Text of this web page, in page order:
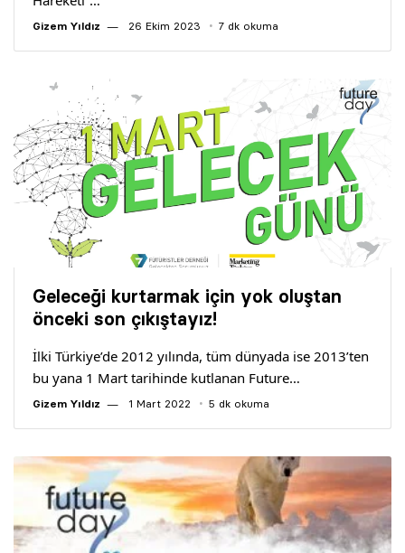
Gizem Yıldız 26 Ekim 2023 7 dk okuma
Geleceği kurtarmak için yok oluştan
önceki son çıkıştayız!
İlki Türkiye’de 2012 yılında, tüm dünyada ise 2013’ten
bu yana 1 Mart tarihinde kutlanan Future…
Gizem Yıldız 1 Mart 2022 5 dk okuma